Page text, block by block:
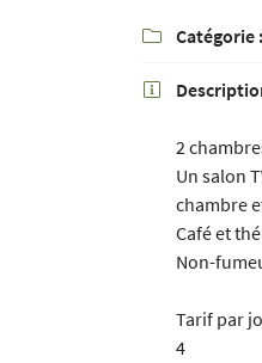
Recopier le code ci-
Rafraîchir le captcha
En cochant cette case, vous
email indiqué ci-dessus. Vous
 Catégorie :

2
Un salon
chambre
Café et
Non-
Tarif par
4